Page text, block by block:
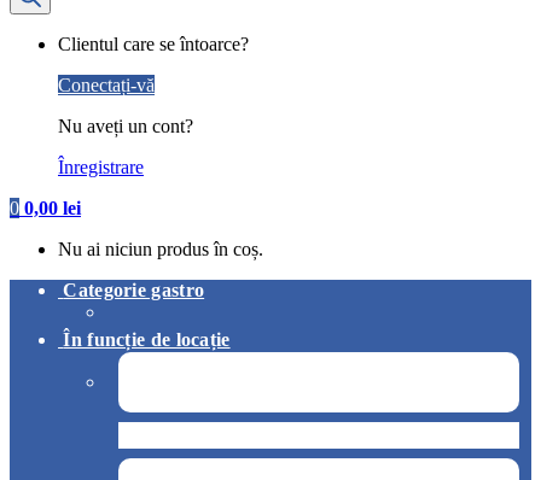
Clientul care se întoarce?
Conectați-vă
Nu aveți un cont?
Înregistrare
0 0,00 lei
Nu ai niciun produs în coș.
Categorie gastro
În funcție de locație